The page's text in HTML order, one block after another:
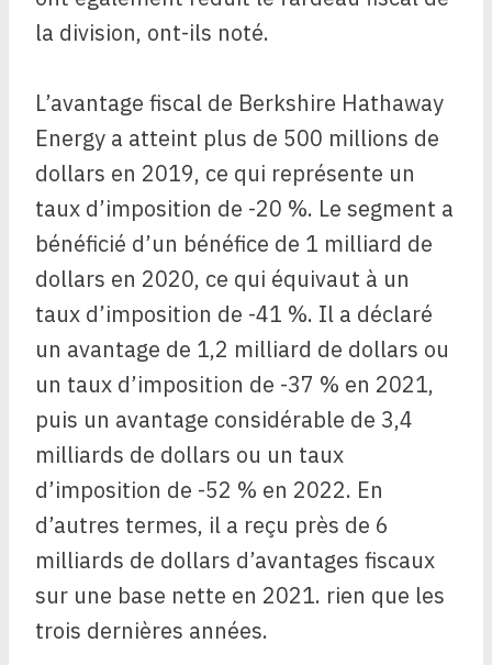
la division, ont-ils noté.
L’avantage fiscal de Berkshire Hathaway
Energy a atteint plus de 500 millions de
dollars en 2019, ce qui représente un
taux d’imposition de -20 %. Le segment a
bénéficié d’un bénéfice de 1 milliard de
dollars en 2020, ce qui équivaut à un
taux d’imposition de -41 %. Il a déclaré
un avantage de 1,2 milliard de dollars ou
un taux d’imposition de -37 % en 2021,
puis un avantage considérable de 3,4
milliards de dollars ou un taux
d’imposition de -52 % en 2022. En
d’autres termes, il a reçu près de 6
milliards de dollars d’avantages fiscaux
sur une base nette en 2021. rien que les
trois dernières années.